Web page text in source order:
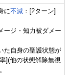
に不滅 ：[2ターン]
ージ・知力被ダメー
た自身の聖護状態が
](他の状態解除無視